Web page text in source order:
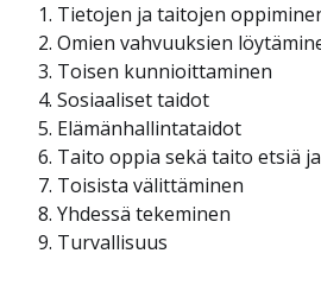
1. Tietojen ja taitojen
2. Omien vahvuuksien
3. Toisen kunnioittaminen
4. Sosiaaliset taidot
5. Elämänhallintataidot
6. Taito oppia sekä taito etsiä
7. Toisista välittäminen
8. Yhdessä tekeminen
9. Turvallisuus